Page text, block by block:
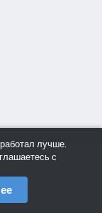
лучше.
с